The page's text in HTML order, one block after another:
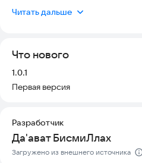
встроенное аудио для обучения
Пусть Аллах вознаградит всех,
Пусть Аллах облегчит нам
искренними поклонниками
без интернета и актуально для
Попробуйте установить
Читать дальше
Что нового
Версия:
1.0.1
Первая версия
Разработчик
Да'ават БисмиЛлах
Загружено из внешнего источника